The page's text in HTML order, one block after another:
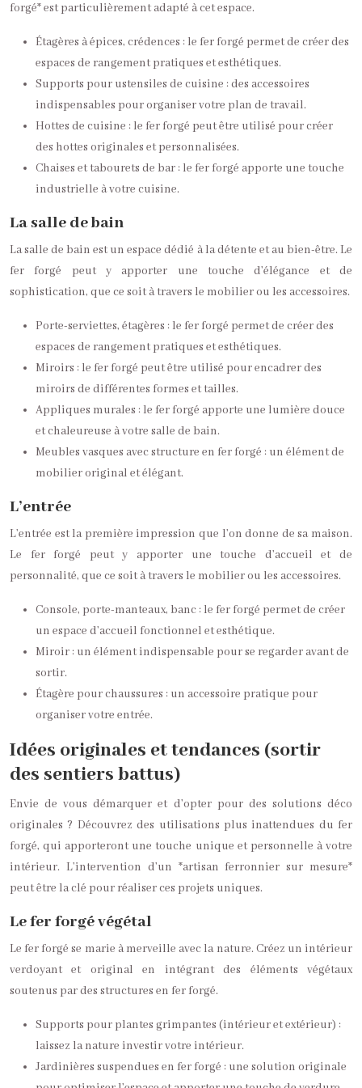
forgé* est particulièrement adapté à cet espace.
Étagères à épices, crédences : le fer forgé permet de créer des
espaces de rangement pratiques et esthétiques.
Supports pour ustensiles de cuisine : des accessoires
indispensables pour organiser votre plan de travail.
Hottes de cuisine : le fer forgé peut être utilisé pour créer
des hottes originales et personnalisées.
Chaises et tabourets de bar : le fer forgé apporte une touche
industrielle à votre cuisine.
La salle de bain
La salle de bain est un espace dédié à la détente et au bien-être. Le
fer forgé peut y apporter une touche d’élégance et de
sophistication, que ce soit à travers le mobilier ou les accessoires.
Porte-serviettes, étagères : le fer forgé permet de créer des
espaces de rangement pratiques et esthétiques.
Miroirs : le fer forgé peut être utilisé pour encadrer des
miroirs de différentes formes et tailles.
Appliques murales : le fer forgé apporte une lumière douce
et chaleureuse à votre salle de bain.
Meubles vasques avec structure en fer forgé : un élément de
mobilier original et élégant.
L’entrée
L’entrée est la première impression que l’on donne de sa maison.
Le fer forgé peut y apporter une touche d’accueil et de
personnalité, que ce soit à travers le mobilier ou les accessoires.
Console, porte-manteaux, banc : le fer forgé permet de créer
un espace d’accueil fonctionnel et esthétique.
Miroir : un élément indispensable pour se regarder avant de
sortir.
Étagère pour chaussures : un accessoire pratique pour
organiser votre entrée.
Idées originales et tendances (sortir
des sentiers battus)
Envie de vous démarquer et d’opter pour des solutions déco
originales ? Découvrez des utilisations plus inattendues du fer
forgé, qui apporteront une touche unique et personnelle à votre
intérieur. L’intervention d’un *artisan ferronnier sur mesure*
peut être la clé pour réaliser ces projets uniques.
Le fer forgé végétal
Le fer forgé se marie à merveille avec la nature. Créez un intérieur
verdoyant et original en intégrant des éléments végétaux
soutenus par des structures en fer forgé.
Supports pour plantes grimpantes (intérieur et extérieur) :
laissez la nature investir votre intérieur.
Jardinières suspendues en fer forgé : une solution originale